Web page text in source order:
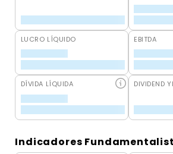
LUCRO LÍQUIDO EBITDA
DÍVIDA LÍQUIDA DIVIDEND
Indicadores